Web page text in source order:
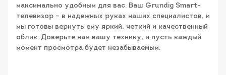
максимально удобным для вас. Ваш Grundig Smart-
телевизор – в надежных руках наших специалистов, и
мы готовы вернуть ему яркий, четкий и качественный
облик. Доверьте нам вашу технику, и пусть каждый
момент просмотра будет незабываемым.